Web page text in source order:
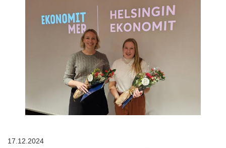
17.12.2024